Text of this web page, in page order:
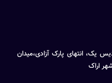
یک، انتهای پارک آزادی،میدان
اراک